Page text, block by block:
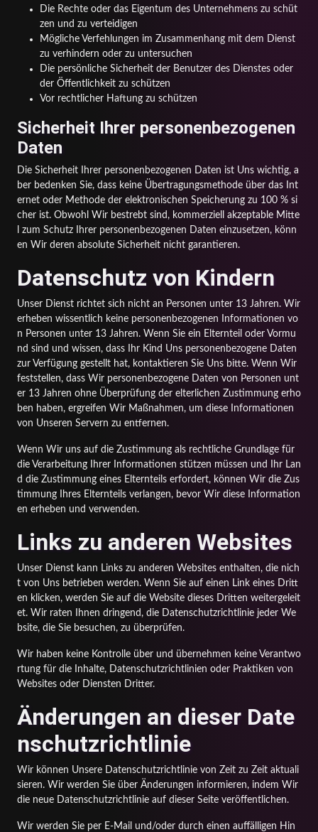
Die Rechte oder das Eigentum des Unternehmens zu schüt
zen und zu verteidigen
Mögliche Verfehlungen im Zusammenhang mit dem Dienst
zu verhindern oder zu untersuchen
Die persönliche Sicherheit der Benutzer des Dienstes oder
der Öffentlichkeit zu schützen
Vor rechtlicher Haftung zu schützen
Sicherheit Ihrer personenbezogenen
Daten
Die Sicherheit Ihrer personenbezogenen Daten ist Uns wichtig, a
ber bedenken Sie, dass keine Übertragungsmethode über das Int
ernet oder Methode der elektronischen Speicherung zu 100 % si
cher ist. Obwohl Wir bestrebt sind, kommerziell akzeptable Mitte
l zum Schutz Ihrer personenbezogenen Daten einzusetzen, könn
en Wir deren absolute Sicherheit nicht garantieren.
Datenschutz von Kindern
Unser Dienst richtet sich nicht an Personen unter 13 Jahren. Wir
erheben wissentlich keine personenbezogenen Informationen vo
n Personen unter 13 Jahren. Wenn Sie ein Elternteil oder Vormu
nd sind und wissen, dass Ihr Kind Uns personenbezogene Daten
zur Verfügung gestellt hat, kontaktieren Sie Uns bitte. Wenn Wir
feststellen, dass Wir personenbezogene Daten von Personen unt
er 13 Jahren ohne Überprüfung der elterlichen Zustimmung erho
ben haben, ergreifen Wir Maßnahmen, um diese Informationen
von Unseren Servern zu entfernen.
Wenn Wir uns auf die Zustimmung als rechtliche Grundlage für
die Verarbeitung Ihrer Informationen stützen müssen und Ihr Lan
d die Zustimmung eines Elternteils erfordert, können Wir die Zus
timmung Ihres Elternteils verlangen, bevor Wir diese Information
en erheben und verwenden.
Links zu anderen Websites
Unser Dienst kann Links zu anderen Websites enthalten, die nich
t von Uns betrieben werden. Wenn Sie auf einen Link eines Dritt
en klicken, werden Sie auf die Website dieses Dritten weitergeleit
et. Wir raten Ihnen dringend, die Datenschutzrichtlinie jeder We
bsite, die Sie besuchen, zu überprüfen.
Wir haben keine Kontrolle über und übernehmen keine Verantwo
rtung für die Inhalte, Datenschutzrichtlinien oder Praktiken von
Websites oder Diensten Dritter.
Änderungen an dieser Date
nschutzrichtlinie
Wir können Unsere Datenschutzrichtlinie von Zeit zu Zeit aktuali
sieren. Wir werden Sie über Änderungen informieren, indem Wir
die neue Datenschutzrichtlinie auf dieser Seite veröffentlichen.
Wir werden Sie per E-Mail und/oder durch einen auffälligen Hin